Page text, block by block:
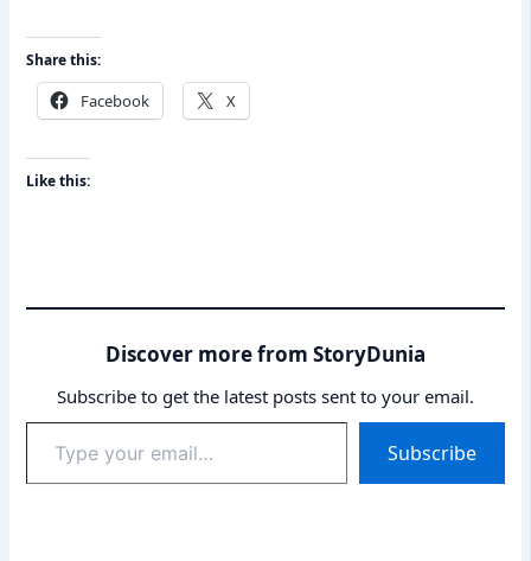
Share this:
Facebook X
Like this:
Discover more from StoryDunia
Subscribe to get the latest posts sent to your email.
your
email…
Subscribe